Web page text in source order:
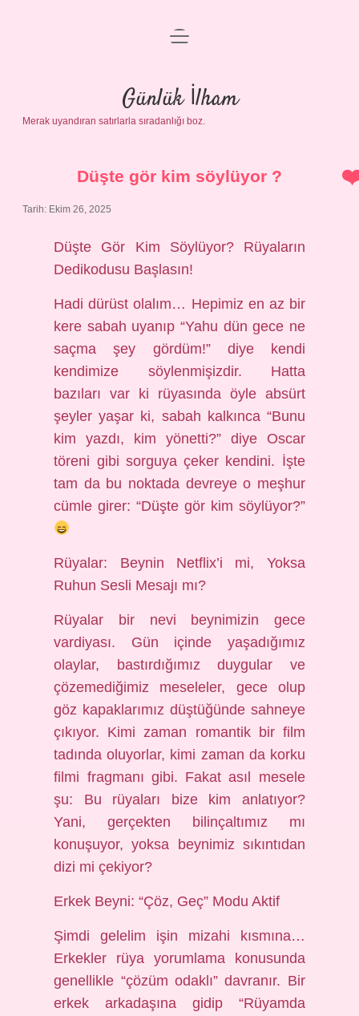
Anasayfa
Gizlilik Politikası
Yasal Uyarı
menüyü
Günlük İlham
Merak uyandıran satırlarla sıradanlığı boz.
Düşte gör kim söylüyor ?
Tarih: Ekim 26, 2025
Düşte Gör Kim Söylüyor? Rüyaların
Dedikodusu Başlasın!
Hadi dürüst olalım… Hepimiz en az bir
kere sabah uyanıp “Yahu dün gece ne
saçma şey gördüm!” diye kendi
kendimize söylenmişizdir. Hatta
bazıları var ki rüyasında öyle absürt
şeyler yaşar ki, sabah kalkınca “Bunu
kim yazdı, kim yönetti?” diye Oscar
töreni gibi sorguya çeker kendini. İşte
tam da bu noktada devreye o meşhur
cümle girer: “Düşte gör kim söylüyor?”
Rüyalar: Beynin Netflix’i mi, Yoksa
Ruhun Sesli Mesajı mı?
Rüyalar bir nevi beynimizin gece
vardiyası. Gün içinde yaşadığımız
olaylar, bastırdığımız duygular ve
çözemediğimiz meseleler, gece olup
göz kapaklarımız düştüğünde sahneye
çıkıyor. Kimi zaman romantik bir film
tadında oluyorlar, kimi zaman da korku
filmi fragmanı gibi. Fakat asıl mesele
şu: Bu rüyaları bize kim anlatıyor?
Yani, gerçekten bilinçaltımız mı
konuşuyor, yoksa beynimiz sıkıntıdan
dizi mi çekiyor?
Erkek Beyni: “Çöz, Geç” Modu Aktif
Şimdi gelelim işin mizahi kısmına…
Erkekler rüya yorumlama konusunda
genellikle “çözüm odaklı” davranır. Bir
erkek arkadaşına gidip “Rüyamda